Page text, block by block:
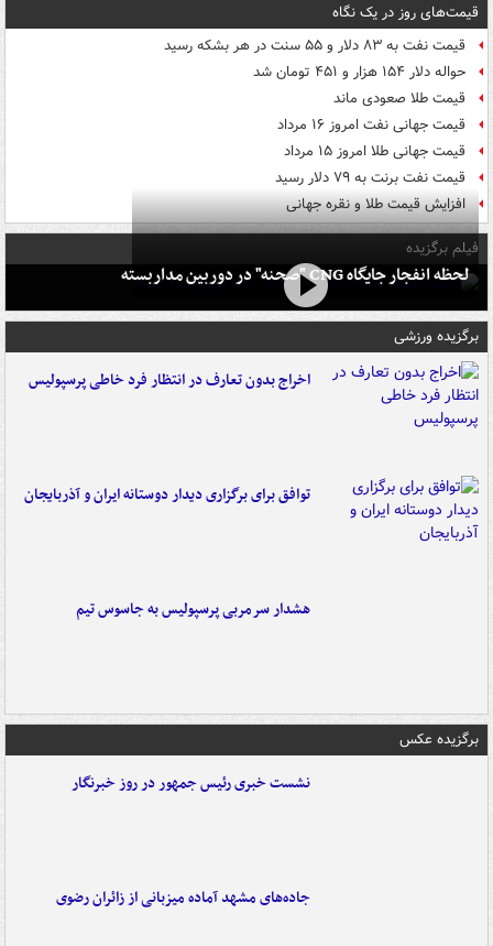
قیمت‌های روز در یک نگاه
قیمت نفت به ۸۳ دلار و ۵۵ سنت در هر بشکه رسید
حواله دلار ۱۵۴ هزار و ۴۵۱ تومان شد
قیمت طلا صعودی ماند
قیمت جهانی نفت امروز ۱۶ مرداد
قیمت جهانی طلا امروز ۱۵ مرداد
قیمت نفت برنت به ۷۹ دلار رسید
افزایش قیمت طلا و نقره جهانی
فیلم برگزیده
لحظه انفجار جایگاه CNG "صحنه" در دوربین مداربسته
برگزیده ورزشی
اخراج بدون تعارف در انتظار فرد خاطی پرسپولیس
توافق برای برگزاری دیدار دوستانه ایران و آذربایجان
هشدار سرمربی پرسپولیس به جاسوس تیم
برگزیده عکس
نشست خبری رئیس جمهور در روز خبرنگار
جاده‌های مشهد آماده میزبانی از زائران رضوی